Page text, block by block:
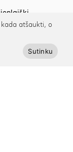
atšaukti, o
Sutinku